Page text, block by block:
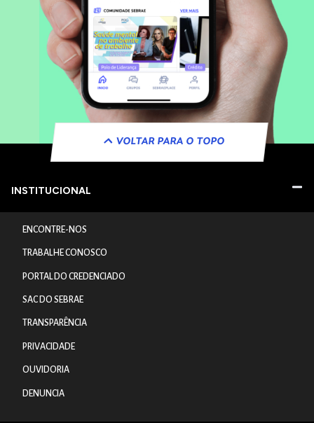
VOLTAR PARA O TOPO
INSTITUCIONAL
ENCONTRE-NOS
TRABALHE CONOSCO
PORTAL DO CREDENCIADO
SAC DO SEBRAE
TRANSPARÊNCIA
PRIVACIDADE
OUVIDORIA
DENUNCIA